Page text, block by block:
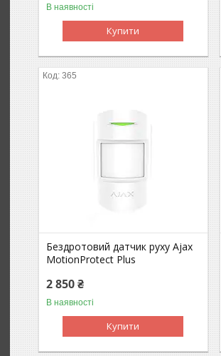
В наявності
Купити
365
Бездротовий датчик руху Ajax
MotionProtect Plus
2 850 ₴
В наявності
Купити